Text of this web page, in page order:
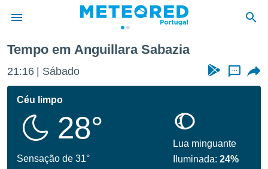
da
foi
fornecidas
a este
Tempo em Anguillara Sabazia
21:17 Sábado ...
Céu limpo
28°
Sensação de 31°
Lua minguante
Iluminada:24%